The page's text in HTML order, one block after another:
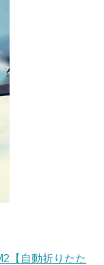
【自動折りたた